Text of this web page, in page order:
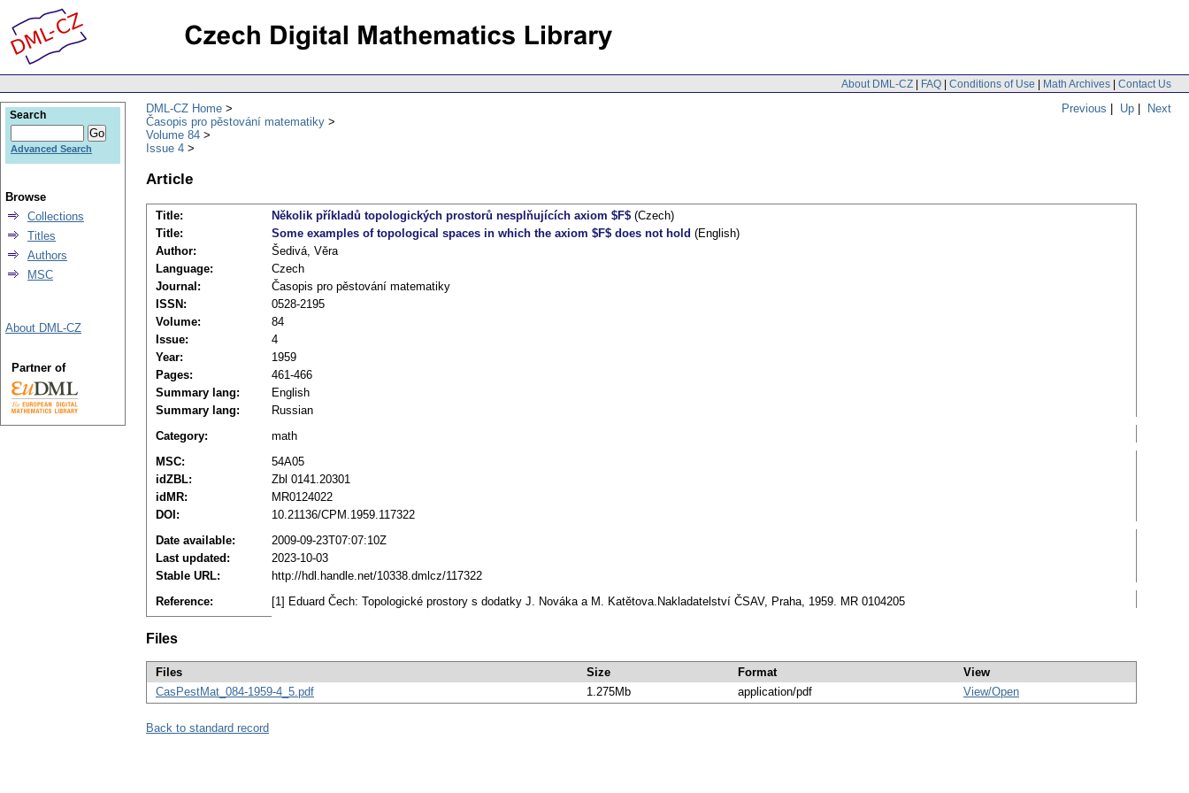
About DML-CZ | FAQ | Conditions of Use | Math Archives | Contact Us
Previous | Up | Next
DML-CZ Home
Časopis pro pěstování matematiky
Volume 84
Issue 4
Article
Title: Několik příkladů topologických prostorů nesplňujících axiom $F$ (Czech)
Title:
Some examples of topological spaces in which the axiom $F$ does not hold (English)
Author:
Šedivá, Věra
Language:
Czech
Journal:
Časopis pro pěstování matematiky
ISSN:
0528-2195
Volume:
84
Issue:
4
Year:
1959
Pages:
461-466
Summary lang:
English
Summary lang:
Russian
Category:
math
MSC:
54A05
idZBL:
Zbl 0141.20301
idMR:
MR0124022
DOI:
10.21136/CPM.1959.117322
Date available:
2009-09-23T07:07:10Z
Last updated:
2023-10-03
Stable URL:
http://hdl.handle.net/10338.dmlcz/117322
Reference:
[1] Eduard Čech: Topologické prostory s dodatky J. Nováka a M. Katětova.Nakladatelství ČSAV, Praha, 1959. MR 0104205
Files
Files Size Format
View
CasPestMat_084-1959-4_5.pdf
1.275Mb application/pdf View/Open
Back to standard record
Search
Advanced Search
Browse
Collections
Titles
Authors
MSC
About DML-CZ
Partner of